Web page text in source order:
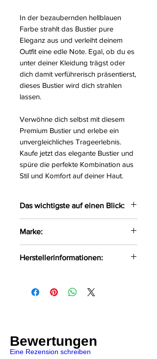
In der bezaubernden hellblauen
Farbe strahlt das Bustier pure
Eleganz aus und verleiht deinem
Outfit eine edle Note. Egal, ob du es
unter deiner Kleidung trägst oder
dich damit verführerisch präsentierst,
dieses Bustier wird dich strahlen
lassen.
Verwöhne dich selbst mit diesem
Premium Bustier und erlebe ein
unvergleichliches Trageerlebnis.
Kaufe jetzt das elegante Bustier und
spüre die perfekte Kombination aus
Stil und Komfort auf deiner Haut.
Das wichtigste auf einen Blick:
zarten Materialien
Mit leicht gepolsterten Cups,
eingearbeiteten Bügeln sowie
verstellbaren Hakenverschluss
Größe:70ABCDE, 75ABCDE,
80ABCDE, 85BCD
Marke:
Herstellerinformationen:
Tadeusza 1/1 Białystok, Polen, 15-
Bewertungen
Eine Rezension schreiben